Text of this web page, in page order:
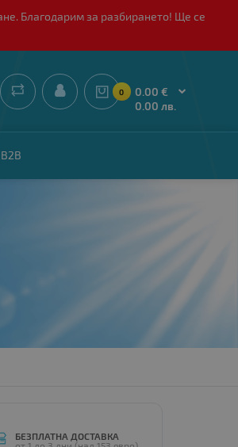
Благодарим за разбирането! Ще се
 0

0.00 €
0.00 лв.
БЕЗПЛАТНА ДОСТАВКА